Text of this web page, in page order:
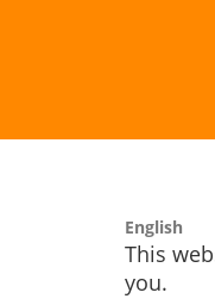
English
This
you.